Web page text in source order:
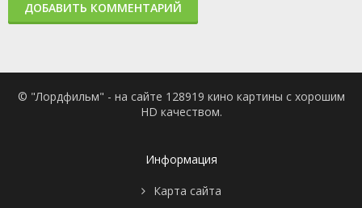
ДОБАВИТЬ КОММЕНТАРИЙ
© "Лордфильм" - на сайте 128919 кино картины с хорошим
HD качеством.
Информация
Карта сайта